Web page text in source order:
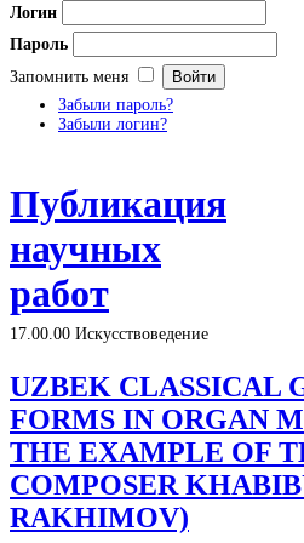
Логин
Пароль
Запомнить меня
Забыли пароль?
Забыли логин?
Публикация
научных
работ
17.00.00 Искусствоведение
UZBEK CLASSICAL
FORMS IN ORGAN
THE EXAMPLE OF
COMPOSER
RAKHIMOV)